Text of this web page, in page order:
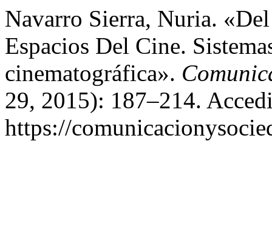
Navarro Sierra, Nuria.
Espacios Del Cine.
cinematográfica».
29, 2015): 187–214.
https://